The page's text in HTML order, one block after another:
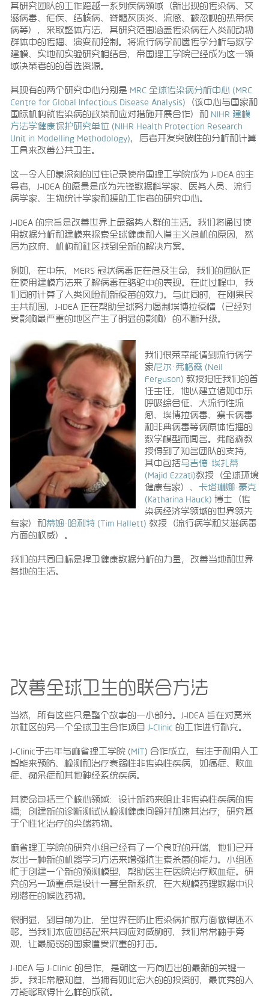
其研究团队的工作跨越一系列疾病领域（新出现的传染病、艾
滋病毒、疟疾、结核病、脊髓灰质炎、流感、被忽视的热带疾
病等），采取整体方法，其研究范围涵盖传染病在人类和动物
群体中的传播、演变和控制。将流行病学和遗传学分析与数学
建模、实地和实验研究相结合，帝国理工学院已经成为这一领
域决策者的的首选资源。
其现有的两个研究中心分别是 MRC 全球传染病分析中心 (MRC
Centre for Global Infectious Disease Analysis) （该中心与国家和
国际机构就传染病的政策和应对措施开展合作）和 NIHR 建模
方法学健康保护研究单位 (NIHR Health Protection Research
Unit in Modelling Methodology) ，后者开发突破性的分析和计算
工具来改善公共卫生。
这一令人印象深刻的过往记录使帝国理工学院成为 J-IDEA 的主
导者，J-IDEA 的愿景是成为先锋数据科学家、医务人员、流行
病学家、生物统计学家和援助工作者的研究中心。
J-IDEA 的宗旨是改善世界上最弱势人群的生活。我们将通过使
用数据分析和建模来探索全球健康和人道主义危机的原因，然
后为政府、机构和社区找到全新的解决方案。
例如，在中东，MERS 冠状病毒正在危及生命，我们的团队正
在使用建模方法来了解病毒在骆驼中的表现。在此过程中，我
们同时计算了人类风险和新疫苗的效力。与此同时，在刚果民
主共和国，J-IDEA 正在帮助全球努力遏制埃博拉疫情（已经对
受影响最严重的地区产生了明显的影响）的不断升级。
我们很荣幸能请到流行病学
家尼尔·弗格森 (Neil
Ferguson) 教授担任我们的首
任主任，他以建立诸如中东
呼吸综合征、大流行性流
感、埃博拉病毒、寨卡病毒
和非典病毒等病原体传播的
数学模型而闻名。弗格森教
授得到了知名团队的支持，
其中包括马吉德·埃扎蒂
(Majid Ezzati)教授（全球环境
健康专家）、 卡塔琳娜·豪克
(Katharina Hauck) 博士（传
染病经济学领域的世界领先
专家）和蒂姆·哈利特 (Tim Hallett) 教授（流行病学和艾滋病毒
方面的权威）。
我们的共同目标是捍卫健康数据分析的力量，改善当地和世界
各地的生活。
改善全球卫生的联合方法
当然，所有这些只是整个故事的一小部分。J-IDEA 旨在对贾米
尔社区的另一个全球卫生合作项目 J-Clinic 的工作进行补充。
J-Clinic于去年与麻省理工学院 (MIT) 合作成立，专注于利用人工
智能来预防、检测和治疗衰弱性非传染性疾病，如癌症、败血
症、痴呆症和其他神经系统疾病。
其使命包括三个核心领域：设计新药来阻止非传染性疾病的传
播；创建新的诊断测试以检测健康问题并加速其治疗；研究基
于个性化治疗的尖端药物。
麻省理工学院的研究小组已经有了一个良好的开端，他们已开
发出一种新的机器学习方法来增强抗生素杀菌的能力。小组还
忙于创建一个新的预测模型，帮助医生在医院治疗败血症。研
究的另一项重点是设计一套全新系统，在大规模药理数据中识
别潜在的候选药物。
很明显，到目前为止，全世界在防止传染病扩散方面做得还不
够。当我们本应团结起来共同应对威胁时，我们常常袖手旁
观，让最脆弱的国家遭受沉重的打击。
J-IDEA 与 J-Clinic 的合作，是朝这一方向迈出的最新的关键一
步。我非常想知道，当拥有如此宏大的的投资时，最优秀的人
才能够取得什么样的成就。